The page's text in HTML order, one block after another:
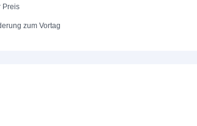
Preis
zum Vortag